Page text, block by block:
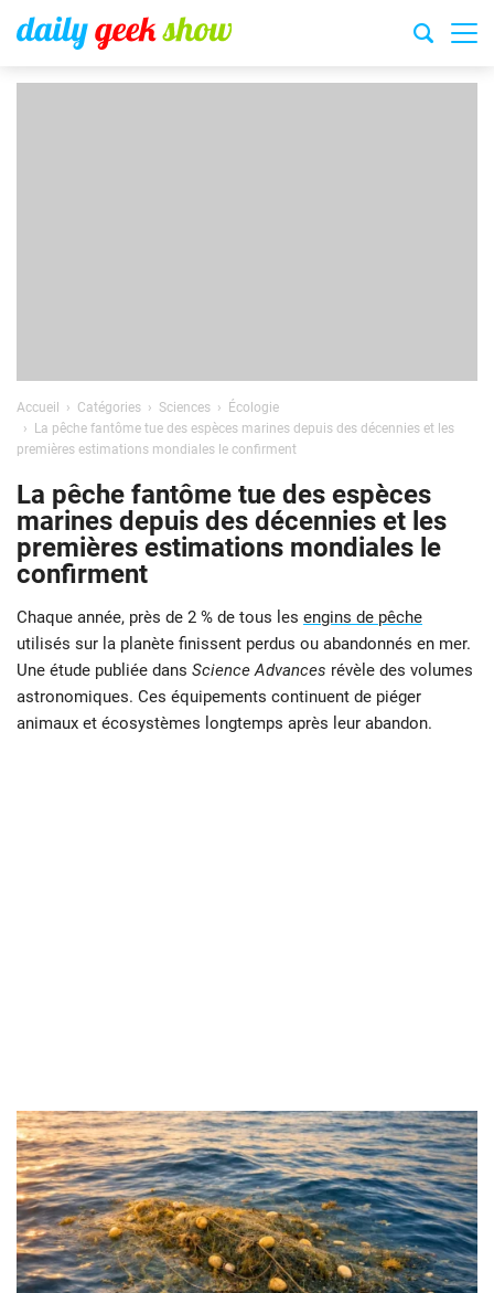
Accueil Catégories Sciences
Écologie
La pêche fantôme tue des espèces marines depuis des décennies et les
premières estimations mondiales le confirment
La pêche fantôme tue des espèces
marines depuis des décennies et les
premières estimations mondiales le
confirment
Chaque année, près de 2 % de tous les engins de pêche
utilisés sur la planète finissent perdus ou abandonnés en mer.
Une étude publiée dans Science Advances révèle des volumes
astronomiques. Ces équipements continuent de piéger
animaux et écosystèmes longtemps après leur abandon.